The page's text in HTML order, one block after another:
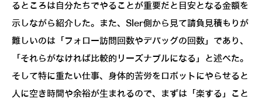
るところは自分たちでやることが重要だと目安となる金額を
示しながら紹介した。また、SIer側から見て請負見積もりが
難しいのは「フォロー訪問回数やデバッグの回数」であり、
「それらがなければ比較的リーズナブルになる」と述べた。
そして特に重たい仕事、身体的苦労をロボットにやらせると
人に空き時間や余裕が生まれるので、まずは「楽する」こと